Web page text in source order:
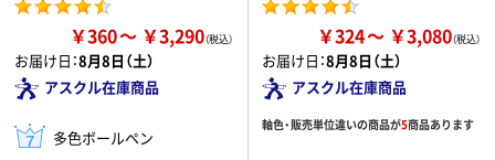
￥360 ￥3,290
お届け日：8月8日（土）
アスクル在庫商品
多色ボールペン
￥324 ￥3,080
お届け日：8月8日（土）
アスクル在庫商品
軸色・販売単位違いの商品が5商品あります